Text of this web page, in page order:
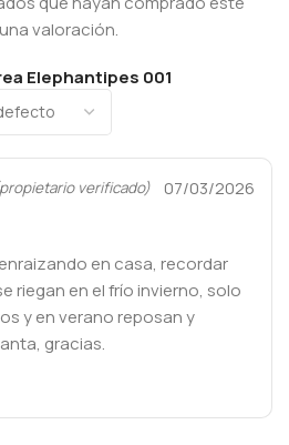
Elephantipes 001
verificado) 07/03/2026
en casa, recordar
riegan en el frío invierno, solo
y en verano reposan y
gracias.
valoración.